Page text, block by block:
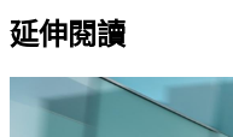
延伸閱讀